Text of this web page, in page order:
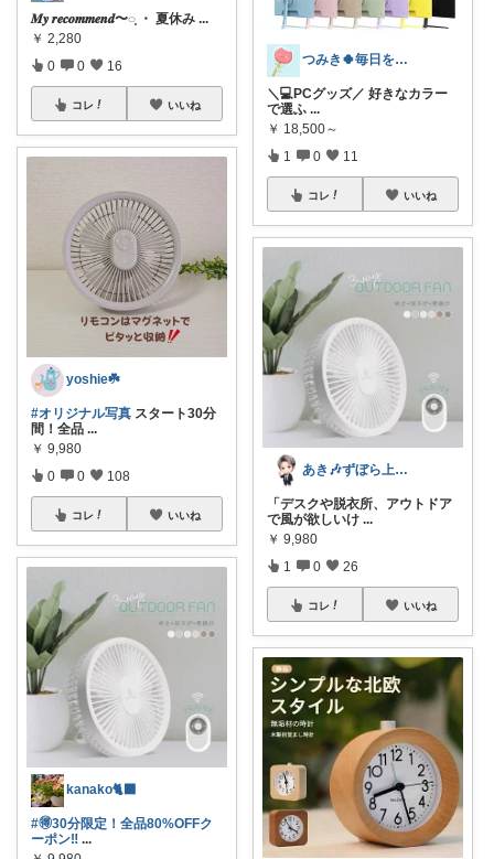
𝑴𝒚 𝒓𝒆𝒄𝒐𝒎𝒎𝒆𝒏𝒅〜◌̥ ・ 夏休み ...
￥ 2,280
0 0 16
コレ いいね
yoshie☘️
#オリジナル写真 スタート30分
間！全品 ...
￥ 9,980
0 0 108
コレ いいね
kanako🐈‍⬛
#🉐30分限定！全品80%OFFク
ーポン‼ ...
つみき🍀毎日をご機嫌にする♡
＼💻PCグッズ／ 好きなカラー
で選ふ ...
￥ 18,500～
1 0 11
コレ いいね
あき🎶ずぼら上等✩日々の楽しみ方
「デスクや脱衣所、アウトドア
で風が欲しいけ ...
￥ 9,980
1 0 26
コレ いいね